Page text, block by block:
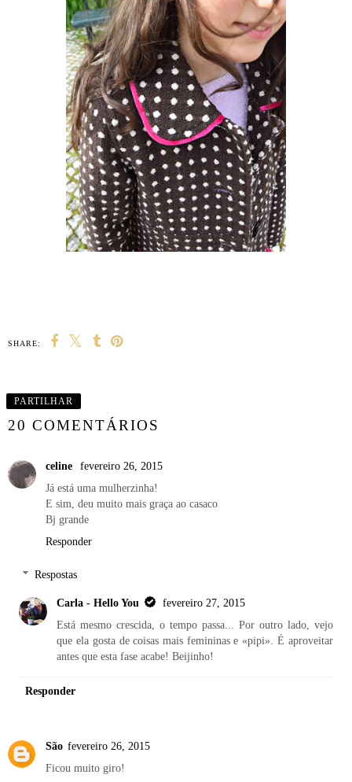
SHARE:
PARTILHAR
20 COMENTÁRIOS
celine
fevereiro 26, 2015
Já está uma mulherzinha!
E sim, deu muito mais graça ao casaco
Bj grande
Responder
Respostas
Carla - Hello You
fevereiro 27, 2015
Está mesmo crescida, o tempo passa... Por outro lado, vejo
que ela gosta de coisas mais femininas e «pipi». É aproveitar
antes que esta fase acabe! Beijinho!
Responder
São fevereiro 26, 2015
Ficou muito giro!